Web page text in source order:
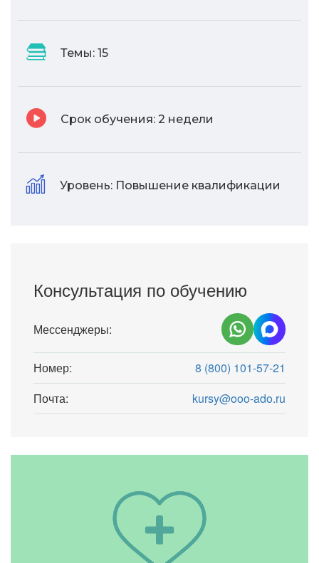
Темы: 15
Срок обучения: 2 недели
Уровень: Повышение квалификации
Консультация по обучению
Мессенджеры:
Номер:
8 (800) 101-57-21
Почта:
kursy@ooo-ado.ru